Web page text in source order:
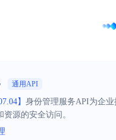
通用API
】 身份管理服务API为企
源的安全访问。